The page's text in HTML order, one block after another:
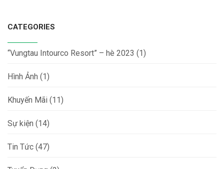
CATEGORIES
“Vungtau Intourco Resort” – hè 2023 (1)
Hình Ảnh (1)
Khuyến Mãi (11)
Sự kiện (14)
Tin Tức (47)